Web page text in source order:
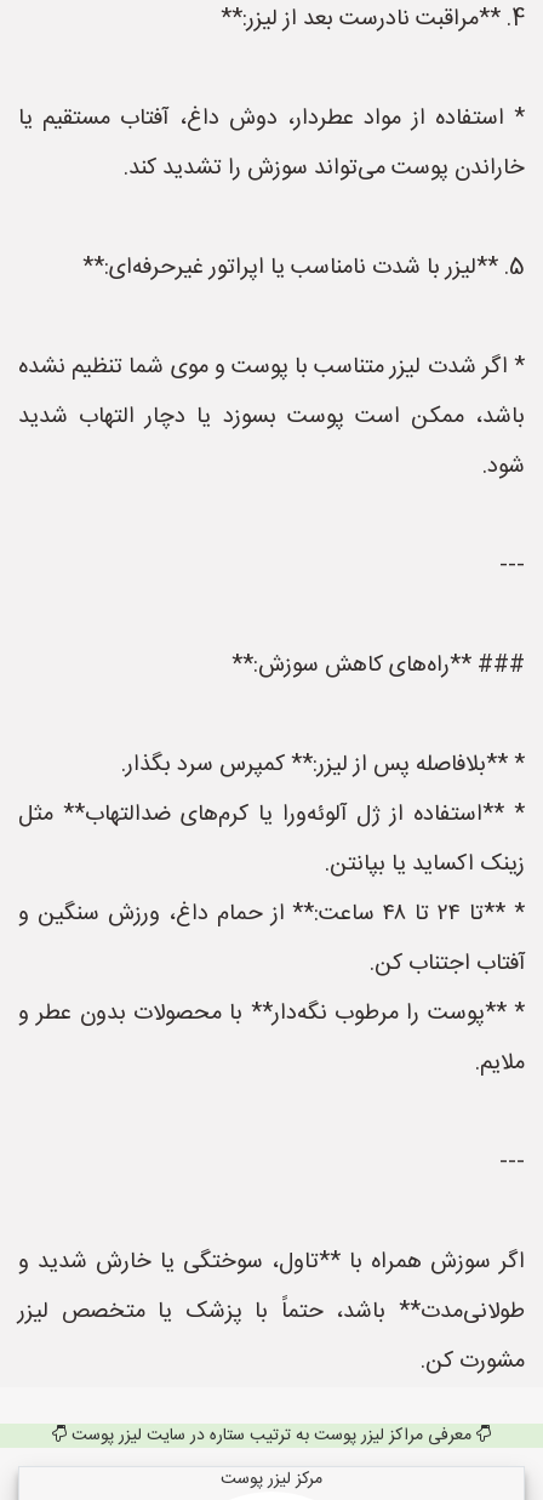
4. **مراقبت نادرست بعد از لیزر:**
* استفاده از مواد عطردار، دوش داغ، آفتاب مستقیم یا
خاراندن پوست می‌تواند سوزش را تشدید کند.
5. **لیزر با شدت نامناسب یا اپراتور غیرحرفه‌ای:**
* اگر شدت لیزر متناسب با پوست و موی شما تنظیم نشده
باشد، ممکن است پوست بسوزد یا دچار التهاب شدید
شود.
---
### **راه‌های کاهش سوزش:**
* **بلافاصله پس از لیزر:** کمپرس سرد بگذار.
* **استفاده از ژل آلوئه‌ورا یا کرم‌های ضدالتهاب** مثل
زینک اکساید یا بپانتن.
* **تا ۲۴ تا ۴۸ ساعت:** از حمام داغ، ورزش سنگین و
آفتاب اجتناب کن.
* **پوست را مرطوب نگه‌دار** با محصولات بدون عطر و
ملایم.
---
اگر سوزش همراه با **تاول، سوختگی یا خارش شدید و
طولانی‌مدت** باشد، حتماً با پزشک یا متخصص لیزر
مشورت کن.
معرفی مراکز لیزر پوست به ترتیب ستاره در سایت لیزر پوست
مرکز لیزر پوست